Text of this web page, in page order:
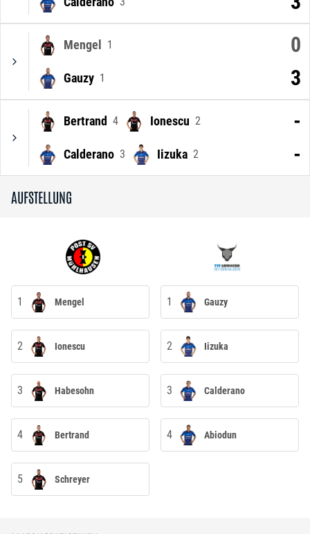
Mengel 1 0
Gauzy 1 3
Bertrand 4 Ionescu 2 -
Calderano 3 Iizuka 2 -
AUFSTELLUNG
1 Mengel 1 Gauzy
2 Ionescu 2 Iizuka
3 Habesohn 3 Calderano
4 Bertrand 4 Abiodun
5 Schreyer